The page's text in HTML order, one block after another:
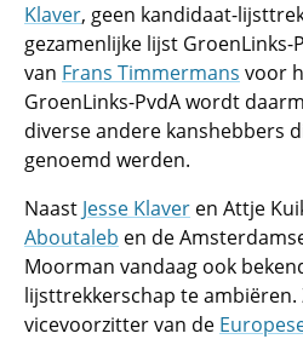
Klaver, geen kandidaat-
gezamenlijke lijst
van Frans Timmermans voor
GroenLinks-PvdA wordt
diverse andere kanshebbers
genoemd werden.
Naast Jesse Klaver en Attje
Aboutaleb en de
Moorman vandaag ook
lijsttrekkerschap te
vicevoorzitter van de